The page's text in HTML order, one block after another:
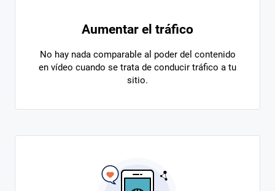
Aumentar el tráfico
No hay nada comparable al poder del contenido
en vídeo cuando se trata de conducir tráfico a tu
sitio.